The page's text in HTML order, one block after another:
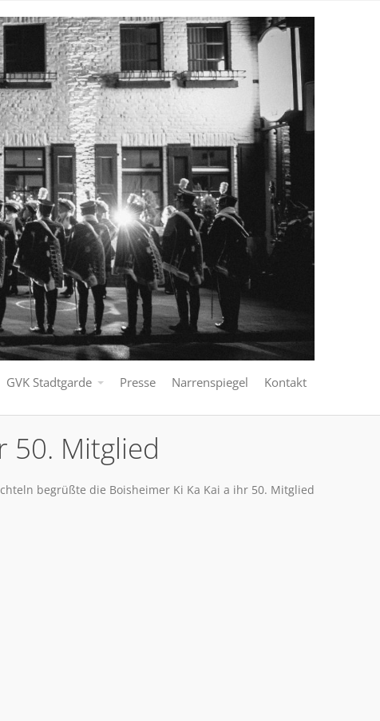
GVK Stadtgarde Presse Narrenspiegel Kontakt
50. Mitglied
begrüßte die Boisheimer Ki Ka Kai a ihr 50. Mitglied